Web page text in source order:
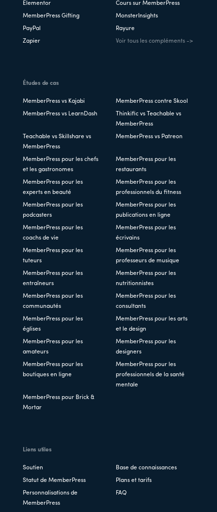
Elementor Cours sur MemberPress
MemberPress Gifting MonsterInsights
PayPal Rayure
Zapier Voir tous les compléments ->
Études de cas
MemberPress vs Kajabi MemberPress contre Skool
MemberPress vs LearnDash
Thinkific vs Teachable vs
MemberPress
Teachable vs Skillshare vs
MemberPress
MemberPress vs Patreon
MemberPress pour les chefs
et les gastronomes
MemberPress pour les
restaurants
MemberPress pour les
experts en beauté
MemberPress pour les
professionnels du fitness
MemberPress pour les
podcasters
MemberPress pour les
publications en ligne
MemberPress pour les
coachs de vie
MemberPress pour les
écrivains
MemberPress pour les
tuteurs
MemberPress pour les
professeurs de musique
MemberPress pour les
entraîneurs
MemberPress pour les
nutritionnistes
MemberPress pour les
communautés
MemberPress pour les
consultants
MemberPress pour les
églises
MemberPress pour les arts
et le design
MemberPress pour les
amateurs
MemberPress pour les
designers
MemberPress pour les
boutiques en ligne
MemberPress pour les
professionnels de la santé
mentale
MemberPress pour Brick &
Mortar
Liens utiles
Soutien Base de connaissances
Statut de MemberPress Plans et tarifs
Personnalisations de
MemberPress
FAQ